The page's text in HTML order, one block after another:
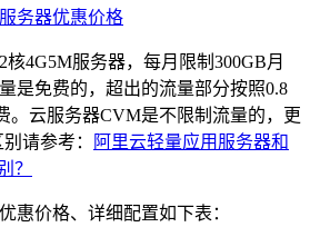
务器优惠价格
4G5M服务器，每月限制300GB月
是免费的，超出的流量部分按照0.8
。云服务器CVM是不限制流量的，更
请参考：
阿里云轻量应用服务器和
？
惠价格、详细配置如下表：